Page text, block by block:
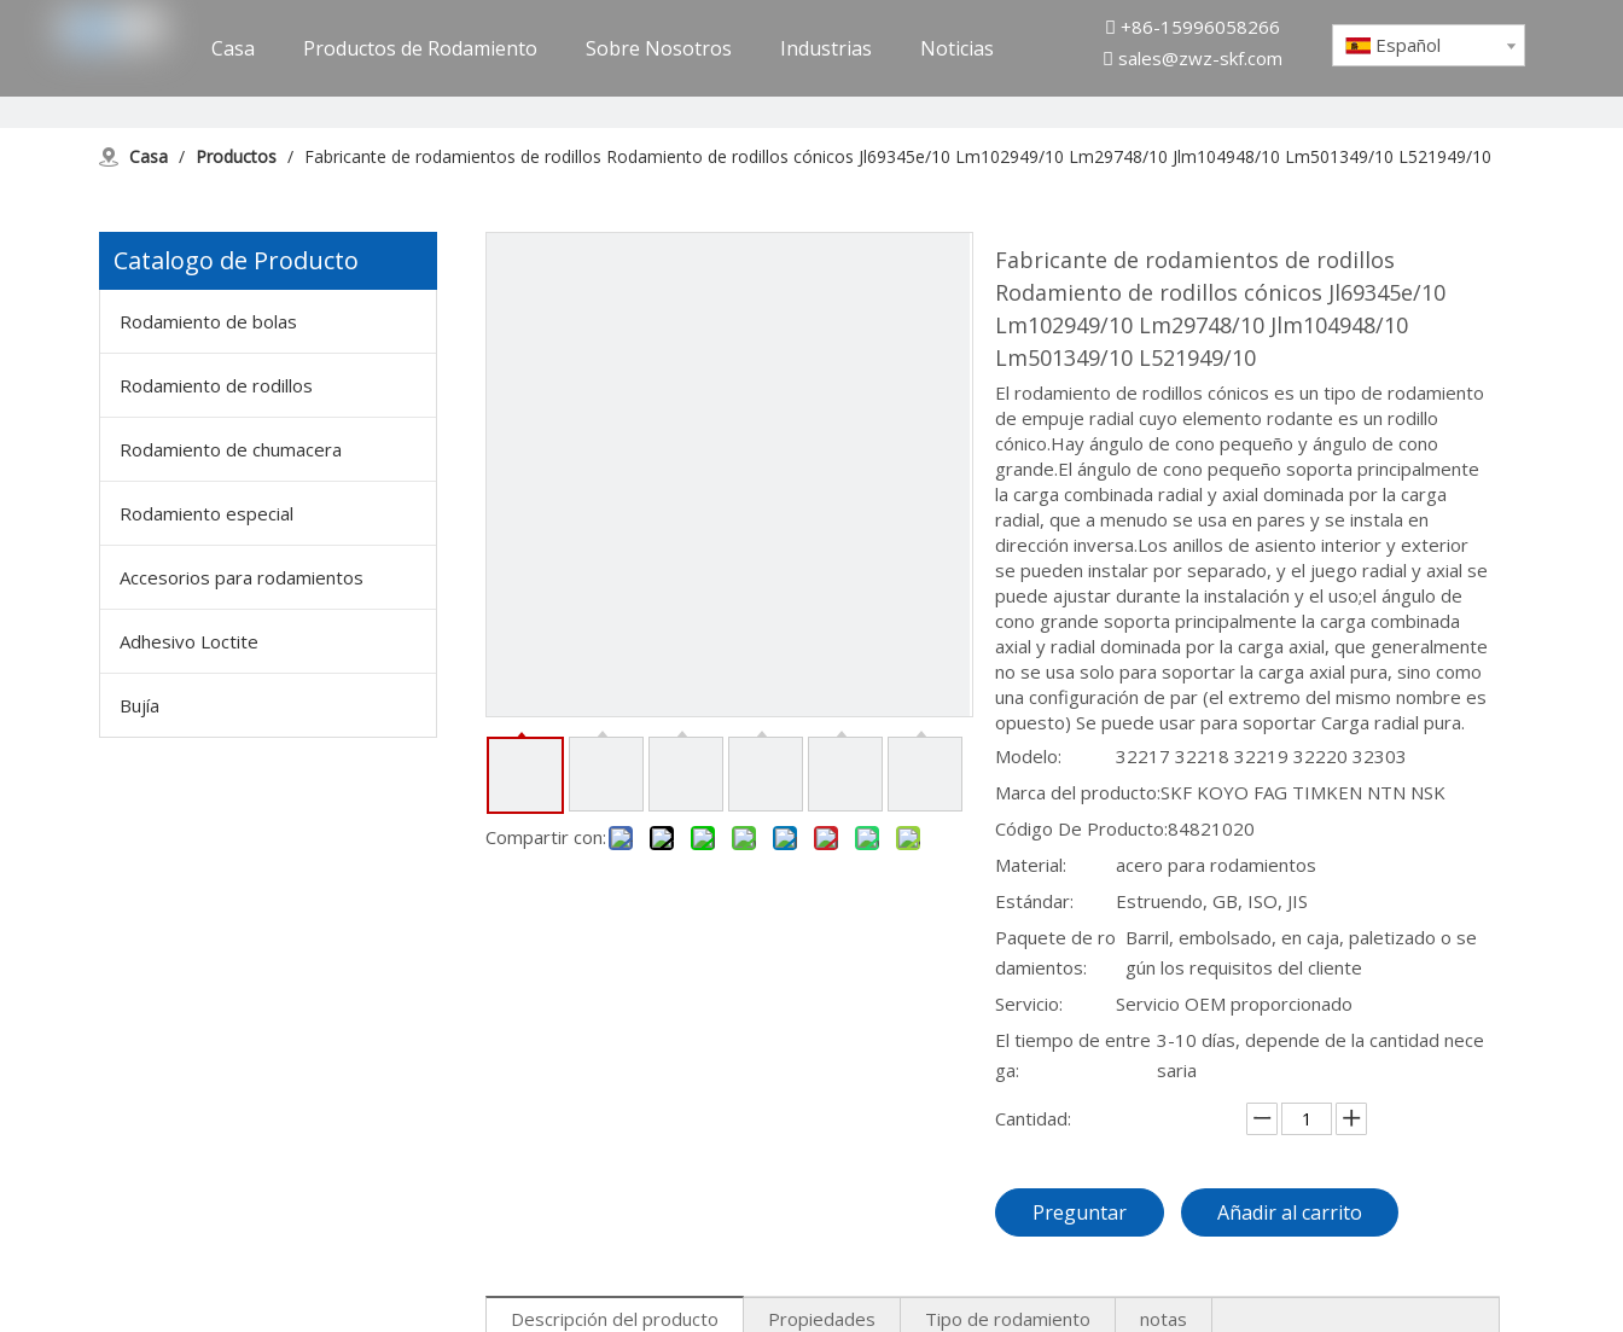
Casa Productos de Rodamiento Sobre Nosotros Industrias Noticias
 +86-15996058266
 sales@zwz-skf.com
Español
Casa / Productos / Fabricante de rodamientos de rodillos Rodamiento de rodillos cónicos Jl69345e/10 Lm102949/10 Lm29748/10 Jlm104948/10 Lm501349/10 L521949/10
Catalogo de Producto
Rodamiento de bolas
Rodamiento de rodillos
Rodamiento de chumacera
Rodamiento especial
Accesorios para rodamientos
Adhesivo Loctite
Bujía
Compartir con:
Fabricante de rodamientos de rodillos
Rodamiento de rodillos cónicos Jl69345e/10
Lm102949/10 Lm29748/10 Jlm104948/10
Lm501349/10 L521949/10
El rodamiento de rodillos cónicos es un tipo de rodamiento
de empuje radial cuyo elemento rodante es un rodillo
cónico.Hay ángulo de cono pequeño y ángulo de cono
grande.El ángulo de cono pequeño soporta principalmente
la carga combinada radial y axial dominada por la carga
radial, que a menudo se usa en pares y se instala en
dirección inversa.Los anillos de asiento interior y exterior
se pueden instalar por separado, y el juego radial y axial se
puede ajustar durante la instalación y el uso;el ángulo de
cono grande soporta principalmente la carga combinada
axial y radial dominada por la carga axial, que generalmente
no se usa solo para soportar la carga axial pura, sino como
una configuración de par (el extremo del mismo nombre es
opuesto) Se puede usar para soportar Carga radial pura.
Modelo:
32217 32218 32219 32220 32303
Marca del producto:SKF KOYO FAG TIMKEN NTN NSK
Código De Producto:84821020
Material:
acero para rodamientos
Estándar:
Estruendo, GB, ISO, JIS
Paquete de ro
damientos:
Barril, embolsado, en caja, paletizado o se
gún los requisitos del cliente
Servicio:
Servicio OEM proporcionado
El tiempo de entre
ga:
3-10 días, depende de la cantidad nece
saria
Cantidad:
Preguntar Añadir al carrito
Descripción del producto Propiedades Tipo de rodamiento
notas